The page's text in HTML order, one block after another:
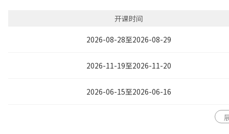
开课时间
2026-08-28至2026-08-29
2026-11-19至2026-11-20
2026-06-15至2026-06-16